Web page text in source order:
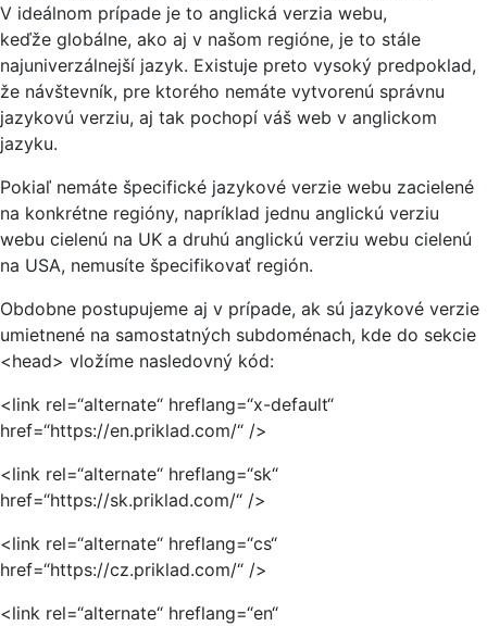
V ideálnom prípade je to anglická verzia webu,
keďže globálne, ako aj v našom regióne, je to stále
najuniverzálnejší jazyk. Existuje preto vysoký predpoklad,
že návštevník, pre ktorého nemáte vytvorenú správnu
jazykovú verziu, aj tak pochopí váš web v anglickom
jazyku.
Pokiaľ nemáte špecifické jazykové verzie webu zacielené
na konkrétne regióny, napríklad jednu anglickú verziu
webu cielenú na UK a druhú anglickú verziu webu cielenú
na USA, nemusíte špecifikovať región.
Obdobne postupujeme aj v prípade, ak sú jazykové verzie
umietnené na samostatných subdoménach, kde do sekcie
<head> vložíme nasledovný kód:
<link rel=“alternate“ hreflang=“x-default“
href=“https://en.priklad.com/“ />
<link rel=“alternate“ hreflang=“sk“
href=“https://sk.priklad.com/“ />
<link rel=“alternate“ hreflang=“cs“
href=“https://cz.priklad.com/“ />
<link rel=“alternate“ hreflang=“en“